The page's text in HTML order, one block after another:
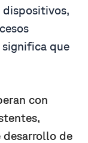
dispositivos,
que
con
desarrollo de